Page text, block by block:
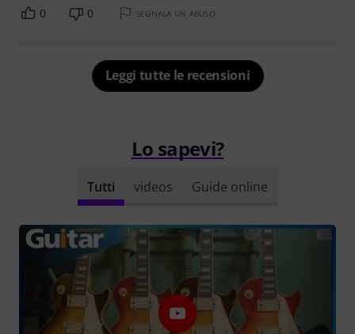
0 0 SEGNALA UN ABUSO
Leggi tutte le recensioni
Lo sapevi?
Tutti videos Guide online